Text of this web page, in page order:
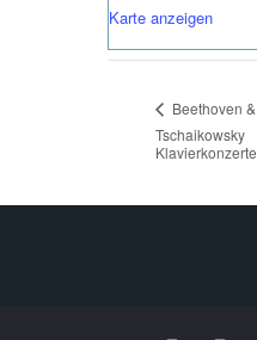
Karte anzeigen
Beethoven &
Tschaikowsky
Klavierkonzerte